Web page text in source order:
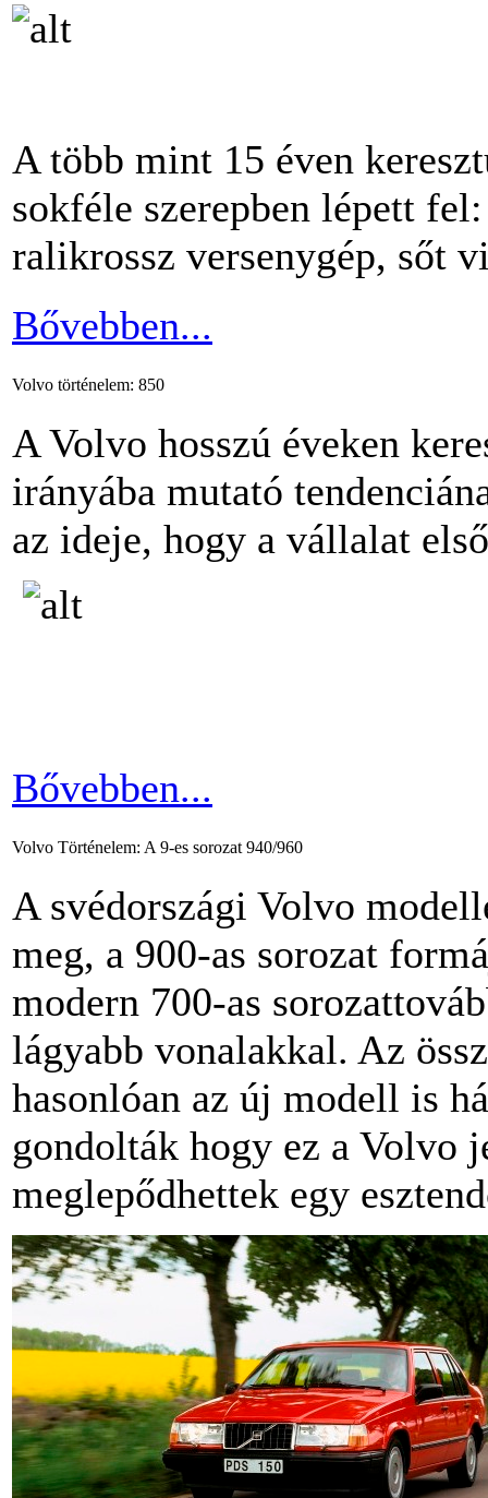
A több mint 15 éven
sokféle szerepben lépett
ralikrossz versenygép, sőt
Bővebben...
Volvo történelem: 850
A Volvo hosszú éveken
irányába mutató
az ideje, hogy a vállalat
Bővebben...
Volvo Történelem: A 9-es sorozat 940/960
A svédországi Volvo
meg, a 900-as sorozat
modern 700-as
lágyabb vonalakkal. Az
hasonlóan az új modell is
gondolták hogy ez a Volvo
meglepődhettek egy